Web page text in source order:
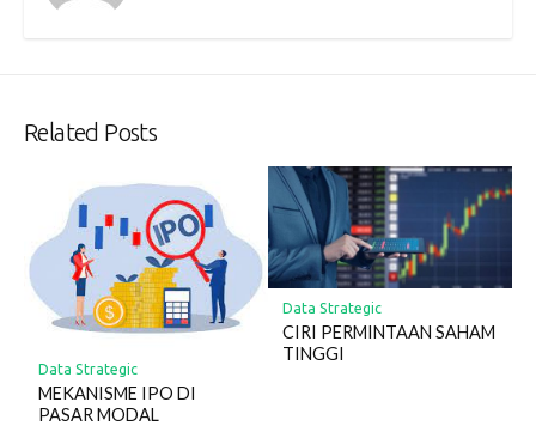
Related Posts
Data Strategic
MEKANISME IPO DI
PASAR MODAL
Data Strategic
CIRI PERMINTAAN SAHAM
TINGGI